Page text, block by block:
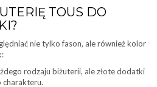
TOUS DO
nie tylko fason, ale również kolor
rodzaju biżuterii, ale złote dodatki
charakteru.